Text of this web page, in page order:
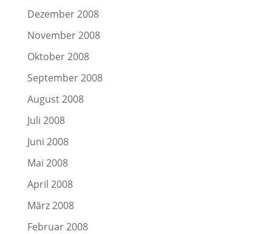
Dezember 2008
November 2008
Oktober 2008
September 2008
August 2008
Juli 2008
Juni 2008
Mai 2008
April 2008
März 2008
Februar 2008